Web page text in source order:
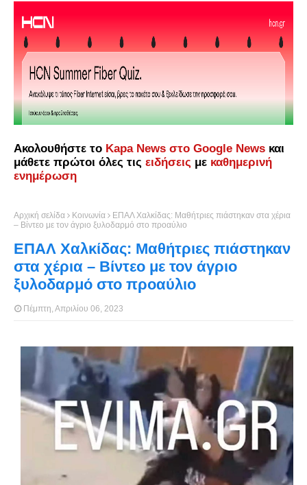
Ακολουθήστε το Kapa News στο Google News και
μάθετε πρώτοι όλες τις ειδήσεις με καθημερινή
ενημέρωση
Αρχική σελίδα Κοινωνία
ΕΠΑΛ Χαλκίδας: Μαθήτριες πιάστηκαν στα χέρια
– Βίντεο με τον άγριο ξυλοδαρμό στο προαύλιο
ΕΠΑΛ Χαλκίδας: Μαθήτριες πιάστηκαν
στα χέρια – Βίντεο με τον άγριο
ξυλοδαρμό στο προαύλιο
Πέμπτη, Απριλίου 06, 2023